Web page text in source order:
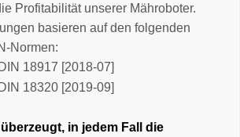
wetterfeste und zukunftssichere
Niveau
Profitabilität unserer Mähroboter.
basieren auf den folgenden
Normen:
DIN 18917 [2018-07]
DIN 18320 [2019-09]
in jedem Fall die